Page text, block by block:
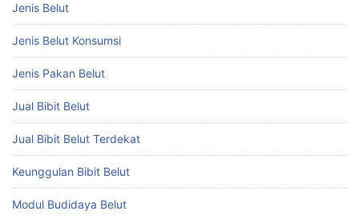
Jenis Belut
Jenis Belut Konsumsi
Jenis Pakan Belut
Jual Bibit Belut
Jual Bibit Belut Terdekat
Keunggulan Bibit Belut
Modul Budidaya Belut